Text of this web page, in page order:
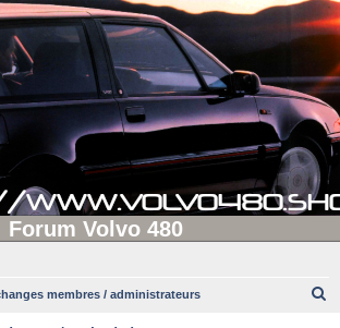
Forum Volvo 480
membres / administrateurs